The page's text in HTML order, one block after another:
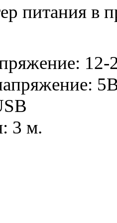
питания в
12-
3 м.